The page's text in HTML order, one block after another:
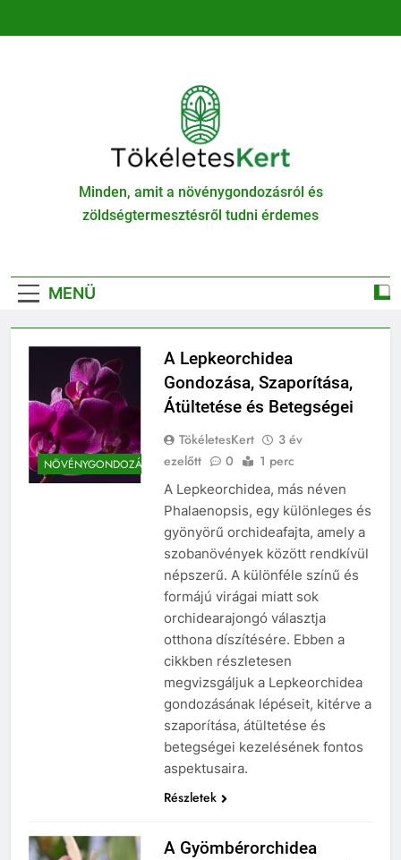
TökéletesKert
Minden, amit a növénygondozásról és
zöldségtermesztésről tudni érdemes
MENÜ
NÖVÉNYGONDOZÁS
A Lepkeorchidea
Gondozása, Szaporítása,
Átültetése és Betegségei
TökéletesKert
3 év
ezelőtt
0 1 perc
A Lepkeorchidea, más néven
Phalaenopsis, egy különleges és
gyönyörű orchideafajta, amely a
szobanövények között rendkívül
népszerű. A különféle színű és
formájú virágai miatt sok
orchidearajongó választja
otthona díszítésére. Ebben a
cikkben részletesen
megvizsgáljuk a Lepkeorchidea
gondozásának lépéseit, kitérve a
szaporítása, átültetése és
betegségei kezelésének fontos
aspektusaira.
Részletek
A Gyömbérorchidea